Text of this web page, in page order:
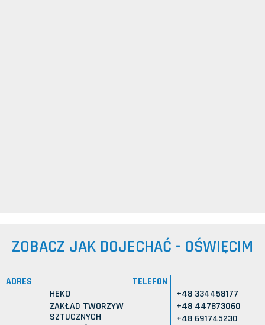
ZOBACZ JAK DOJECHAĆ - OŚWIĘCIM
ADRES
HEKO
ZAKŁAD TWORZYW
SZTUCZNYCH
TELEFON
+48 334458177
+48 447873060
+48 691745230